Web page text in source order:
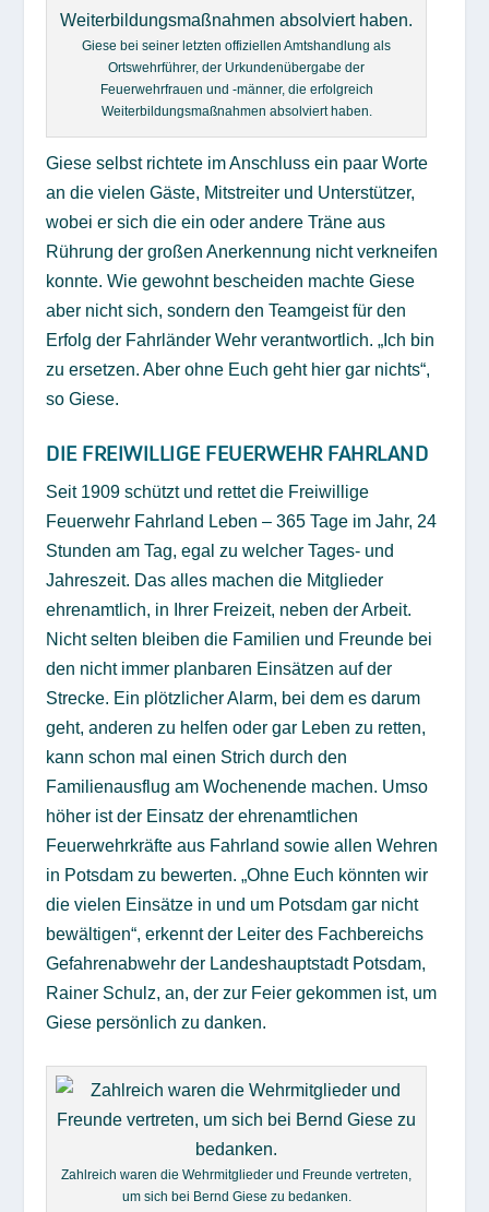
Giese bei seiner letzten offiziellen Amtshandlung als
Ortswehrführer, der Urkundenübergabe der
Feuerwehrfrauen und -männer, die erfolgreich
Weiterbildungsmaßnahmen absolviert haben.
Giese selbst richtete im Anschluss ein paar Worte
an die vielen Gäste, Mitstreiter und Unterstützer,
wobei er sich die ein oder andere Träne aus
Rührung der großen Anerkennung nicht verkneifen
konnte. Wie gewohnt bescheiden machte Giese
aber nicht sich, sondern den Teamgeist für den
Erfolg der Fahrländer Wehr verantwortlich. „Ich bin
zu ersetzen. Aber ohne Euch geht hier gar nichts“,
so Giese.
DIE FREIWILLIGE FEUERWEHR FAHRLAND
Seit 1909 schützt und rettet die Freiwillige
Feuerwehr Fahrland Leben – 365 Tage im Jahr, 24
Stunden am Tag, egal zu welcher Tages- und
Jahreszeit. Das alles machen die Mitglieder
ehrenamtlich, in Ihrer Freizeit, neben der Arbeit.
Nicht selten bleiben die Familien und Freunde bei
den nicht immer planbaren Einsätzen auf der
Strecke. Ein plötzlicher Alarm, bei dem es darum
geht, anderen zu helfen oder gar Leben zu retten,
kann schon mal einen Strich durch den
Familienausflug am Wochenende machen. Umso
höher ist der Einsatz der ehrenamtlichen
Feuerwehrkräfte aus Fahrland sowie allen Wehren
in Potsdam zu bewerten. „Ohne Euch könnten wir
die vielen Einsätze in und um Potsdam gar nicht
bewältigen“, erkennt der Leiter des Fachbereichs
Gefahrenabwehr der Landeshauptstadt Potsdam,
Rainer Schulz, an, der zur Feier gekommen ist, um
Giese persönlich zu danken.
Zahlreich waren die Wehrmitglieder und Freunde vertreten,
um sich bei Bernd Giese zu bedanken.